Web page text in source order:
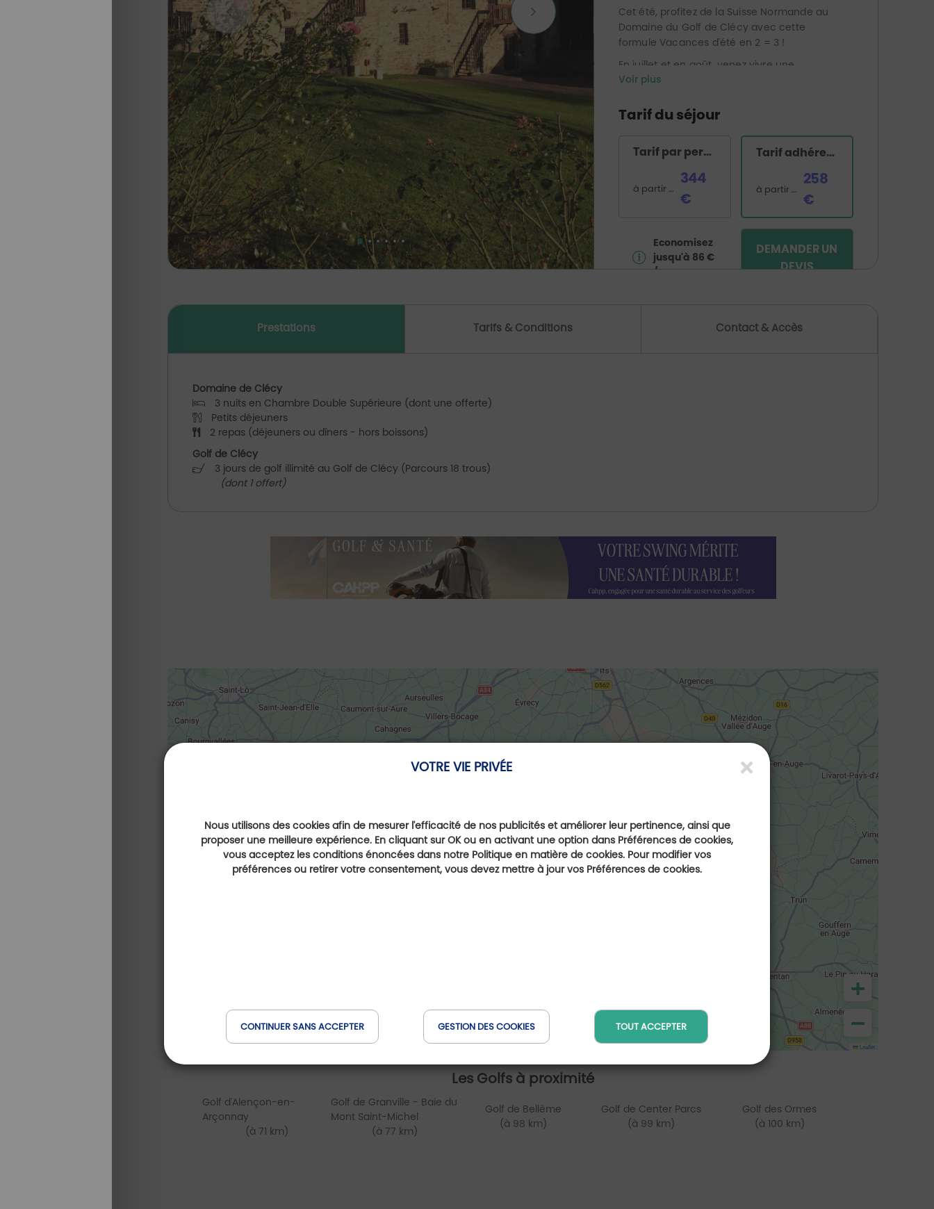
VOTRE VIE PRIVÉE
Nous utilisons des cookies afin de mesurer l'efficacité de nos publicités et améliorer leur pertinence, ainsi que
proposer une meilleure expérience. En cliquant sur OK ou en activant une option dans Préférences de cookies,
vous acceptez les conditions énoncées dans notre Politique en matière de cookies. Pour modifier vos
préférences ou retirer votre consentement, vous devez mettre à jour vos Préférences de cookies.
CONTINUER SANS ACCEPTER GESTION DES COOKIES TOUT ACCEPTER
Cet été, profitez de la Suisse Normande au
Domaine du Golf de Clécy avec cette
formule Vacances d'été en 2 = 3 !
En juillet et en août, venez vivre une
parenthèse de détente dans un
art de vivre normand.
Hôtel, restaurant, spa et parcours 18 trous
vous attendent pour un séjour placé sous le
signe du bien-être et de l'évasion.
À très bientôt sur les fairways normands !
Voir plus
Tarif du séjour
Tarif par personne
à partir de
344
€
Tarif adhérent Golfy
à partir de
258
€
Economisez
jusqu'à 86 €
/ pers.
DEMANDER UN
DEVIS
Prestations Tarifs & Conditions Contact & Accès
Domaine de Clécy
3 nuits en Chambre Double Supérieure (dont une offerte)
Petits déjeuners
2 repas (déjeuners ou dîners - hors boissons)
Golf de Clécy
3 jours de golf illimité au Golf de Clécy (Parcours 18 trous)
(dont 1 offert)
+
−
Leaflet
Les Golfs à proximité
Golf d'Alençon-en-
Arçonnay
(à 71 km)
Golf de Granville - Baie du
Mont Saint-Michel
(à 77 km)
Golf de Bellême
(à 98 km)
Golf de Center Parcs
(à 99 km)
Golf des Ormes
(à 100 km)